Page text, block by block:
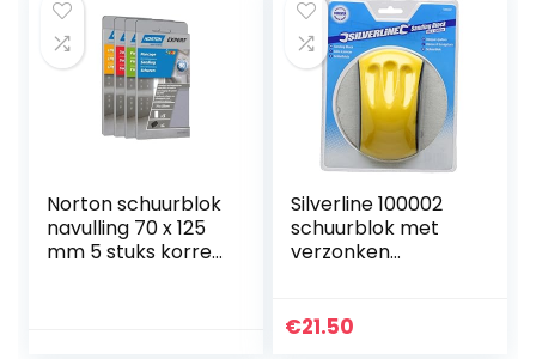
Norton schuurblok
navulling 70 x 125
mm 5 stuks korrel
Silverline 100002
schuurblok met
verzonken
€21.50